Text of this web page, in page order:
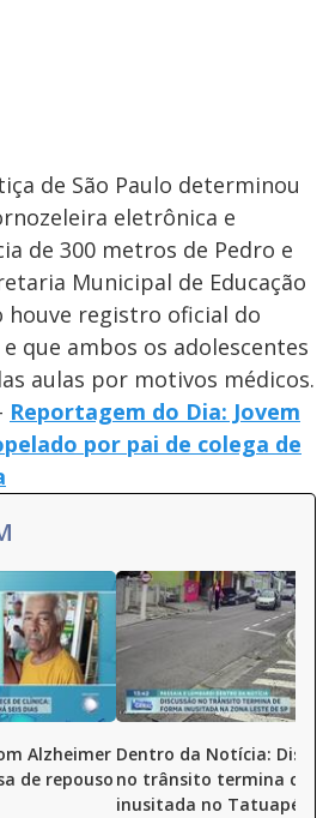
de São Paulo determinou
eletrônica e
de 300 metros de Pedro e
Municipal de Educação
houve registro oficial do
que ambos os adolescentes
aulas por motivos médicos.
Reportagem do Dia: Jovem
por pai de colega de
Alzheimer
de repouso
Dentro da Notícia:
no trânsito termina com
inusitada no Tatuapé (SP)